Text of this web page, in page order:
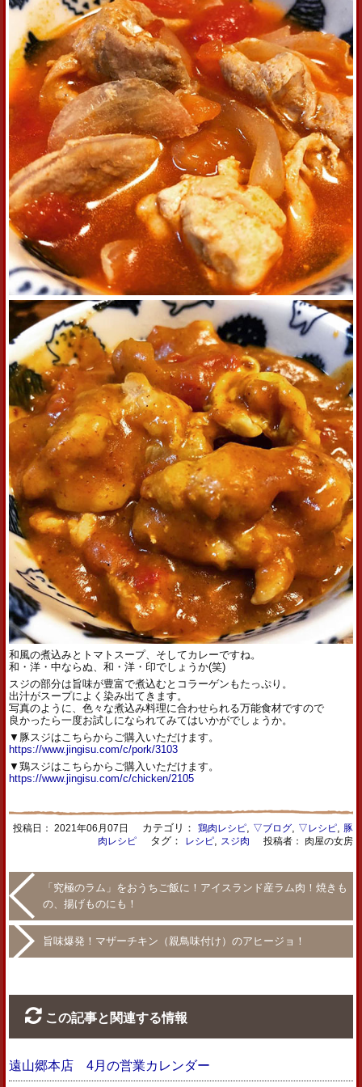
和風の煮込みとトマトスープ、そしてカレーですね。
和・洋・中ならぬ、和・洋・印でしょうか(笑)
スジの部分は旨味が豊富で煮込むとコラーゲンもたっぷり。
出汁がスープによく染み出てきます。
写真のように、色々な煮込み料理に合わせられる万能食材ですので
良かったら一度お試しになられてみてはいかがでしょうか。
▼豚スジはこちらからご購入いただけます。
https://www.jingisu.com/c/pork/3103
▼鶏スジはこちらからご購入いただけます。
https://www.jingisu.com/c/chicken/2105
投稿日： 2021年06月07日 カテゴリ： 鶏肉レシピ, ▽ブログ, ▽レシピ,
豚
肉レシピタグ： レシピ, スジ肉 投稿者： 肉屋の女房
「究極のラム」をおうちご飯に！アイスランド産ラム肉！焼きも
の、揚げものにも！
旨味爆発！マザーチキン（親鳥味付け）のアヒージョ！
この記事と関連する情報
遠山郷本店 4月の営業カレンダー